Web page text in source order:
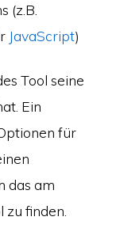
(z.B.
JavaScript)
Tool seine
Ein
für
das am
finden.